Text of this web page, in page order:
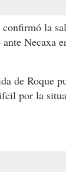
la
Necaxa
de Roque
por la